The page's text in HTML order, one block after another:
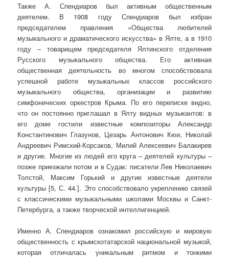
Также А. Спендиаров был активным общественным
деятелем. В 1908 году Спендиаров был избран
председателем правления «Общества любителей
музыкального и драматического искусства» в Ялте, а в 1910
году – товарищем председателя Ялтинского отделения
Русского музыкального общества. Его активная
общественная деятельность во многом способствовала
успешной работе музыкальных классов российского
музыкального общества, организации и развитию
симфонических оркестров Крыма. По его переписке видно,
что он постоянно приглашал в Ялту видных музыкантов: в
его доме гостили известные композиторы Александр
Константинович Глазунов, Цезарь Антонович Кюи, Николай
Андреевич Римский-Корсаков, Милий Алексеевич Балакирев
и другие. Многие из людей его круга – деятелей культуры –
позже приезжали потом и в Судак: писатели Лев Николаевич
Толстой, Максим Горький и другие известные деятели
культуры [5, С. 44.]. Это способствовало укреплению связей
с классическими музыкальными школами Москвы и Санкт-
Петербурга, а также творческой интеллигенцией.
Именно А. Спендиаров ознакомил российскую и мировую
общественность с крымскотатарской национальной музыкой,
которая отличалась уникальным ритмом и тонкими